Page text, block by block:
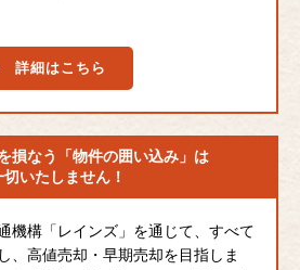
詳細はこちら
損なう
「物件の囲い込み」は
切いたしません！
機構「レインズ」を通じて、すべて
、高値売却・早期売却を目指しま